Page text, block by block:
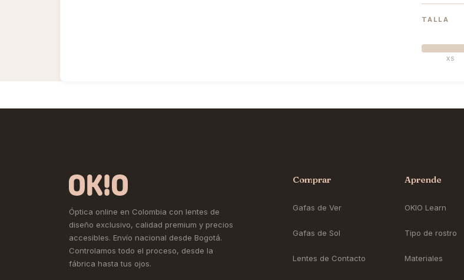
TALLA
XS
Óptica online en Colombia con lentes de
diseño exclusivo, calidad premium y precios
accesibles. Envío nacional desde Bogotá.
Controlamos todo el proceso, desde la
fábrica hasta tus ojos.
Comprar
Gafas de Ver
Gafas de Sol
Lentes de Contacto
Aprende
OKIO Learn
Tipo de rostro
Materiales